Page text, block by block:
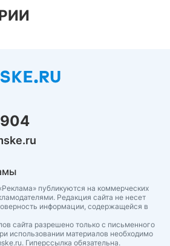
публикуются на коммерческих
Редакция сайта не несет
информации, содержащейся в
сайта разрешено только с письменного
использовании материалов необходимо
Гиперссылка обязательна.